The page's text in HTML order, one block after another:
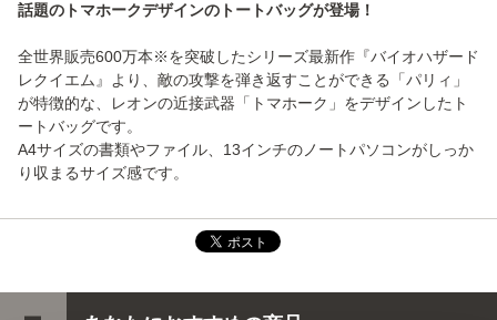
話題のトマホークデザインのトートバッグが登場！
全世界販売600万本※を突破したシリーズ最新作『バイオハザード
レクイエム』より、敵の攻撃を弾き返すことができる「パリィ」
が特徴的な、レオンの近接武器「トマホーク」をデザインしたト
ートバッグです。
A4サイズの書類やファイル、13インチのノートパソコンがしっか
り収まるサイズ感です。